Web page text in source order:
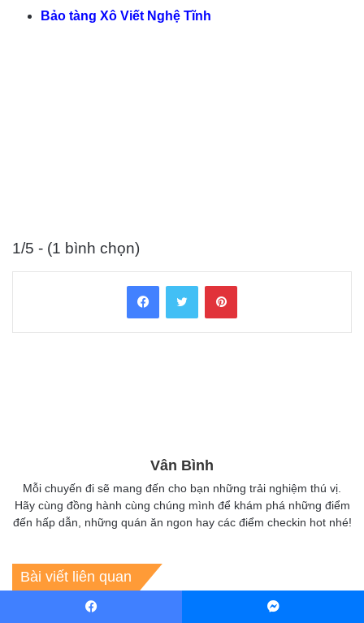
Bảo tàng Xô Viết Nghệ Tĩnh
1/5 - (1 bình chọn)
FacebookTwitter Pinterest
Vân Bình
Mỗi chuyến đi sẽ mang đến cho bạn những trải nghiệm thú vị.
Hãy cùng đồng hành cùng chúng mình để khám phá những điểm
đến hấp dẫn, những quán ăn ngon hay các điểm checkin hot nhé!
Bài viết liên quan